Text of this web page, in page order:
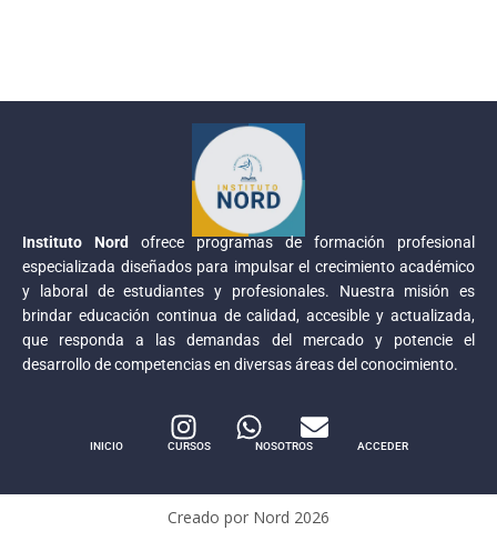
Instituto Nord
ofrece programas de formación profesional
especializada diseñados para impulsar el crecimiento académico
y laboral de estudiantes y profesionales. Nuestra misión es
brindar educación continua de calidad, accesible y actualizada,
que responda a las demandas del mercado y potencie el
desarrollo de competencias en diversas áreas del conocimiento.
INICIO CURSOS NOSOTROS ACCEDER
Creado por Nord 2026